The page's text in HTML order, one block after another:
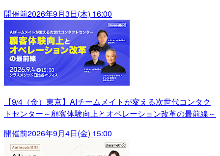
開催前2026年9月3日(木) 16:00
【9/4（金）東京】AIチームメイトが変える次世代コンタク
トセンター～顧客体験向上とオペレーション改革の最前線～
開催前2026年9月4日(金) 15:00